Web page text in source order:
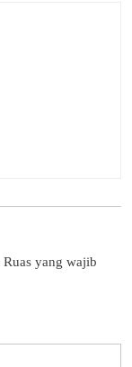
Ruas yang wajib